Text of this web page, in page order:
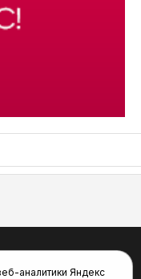
аналитики Яндекс